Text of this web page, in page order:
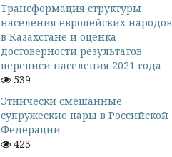
Трансформация структуры
населения европейских народов
в Казахстане и оценка
достоверности результатов
переписи населения 2021 года
539
Этнически смешанные
супружеские пары в Российской
Федерации
423